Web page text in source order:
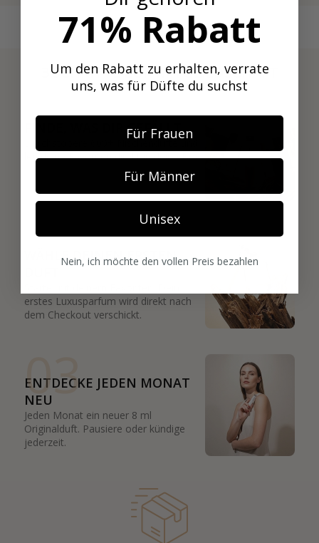
3 SCHRITTE ZUR MITGLIEDSCHAFT
01
FINDE, WAS DIR GEFÄLLT
Durchstöbere 600+ Nischendüfte und
leg deine Favoriten direkt in deine Box.
02
WÄHLE DEINEN ERSTEN
erstes Luxusparfum wird direkt nach
dem Checkout verschickt.
03
ENTDECKE JEDEN MONAT
NEU
Jeden Monat ein neuer 8 ml
Originalduft. Pausiere oder kündige
jederzeit.
71% Rabatt
Um den Rabatt zu erhalten, verrate
uns, was für Düfte du suchst
Für Frauen
Für Männer
Unisex
Nein, ich möchte den vollen Preis bezahlen